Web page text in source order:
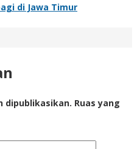
di Jawa Timur
dipublikasikan. Ruas yang